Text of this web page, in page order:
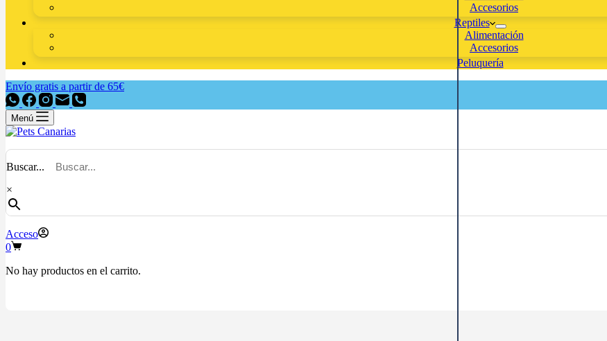
Accesorios
Reptiles
Alimentación
Accesorios
Peluquería
Envío gratis a partir de 65€
Menú
Buscar...
×
Acceso
0
No hay productos en el carrito.